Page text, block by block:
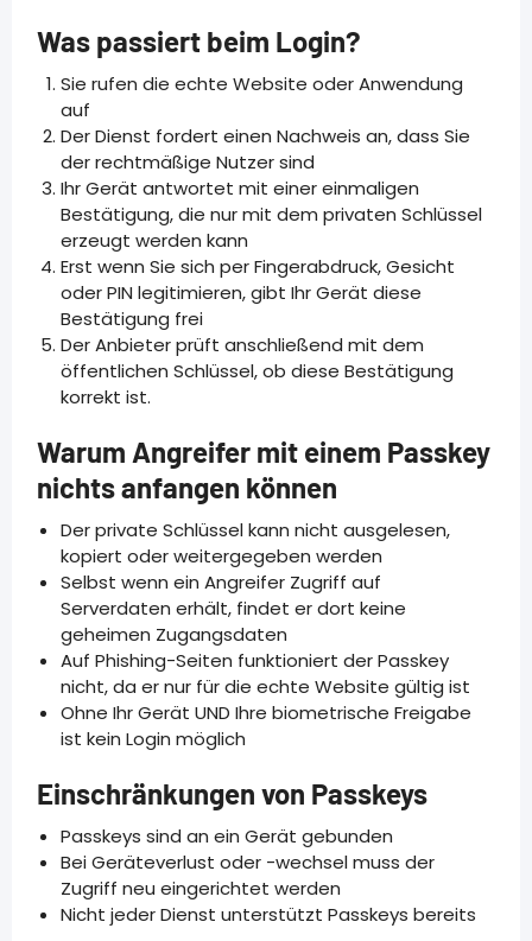
Was passiert beim Login?
Sie rufen die echte Website oder Anwendung
auf
Der Dienst fordert einen Nachweis an, dass Sie
der rechtmäßige Nutzer sind
Ihr Gerät antwortet mit einer einmaligen
Bestätigung, die nur mit dem privaten Schlüssel
erzeugt werden kann
Erst wenn Sie sich per Fingerabdruck, Gesicht
oder PIN legitimieren, gibt Ihr Gerät diese
Bestätigung frei
Der Anbieter prüft anschließend mit dem
öffentlichen Schlüssel, ob diese Bestätigung
korrekt ist.
Warum Angreifer mit einem Passkey
nichts anfangen können
Der private Schlüssel kann nicht ausgelesen,
kopiert oder weitergegeben werden
Selbst wenn ein Angreifer Zugriff auf
Serverdaten erhält, findet er dort keine
geheimen Zugangsdaten
Auf Phishing-Seiten funktioniert der Passkey
nicht, da er nur für die echte Website gültig ist
Ohne Ihr Gerät UND Ihre biometrische Freigabe
ist kein Login möglich
Einschränkungen von Passkeys
Passkeys sind an ein Gerät gebunden
Bei Geräteverlust oder -wechsel muss der
Zugriff neu eingerichtet werden
Nicht jeder Dienst unterstützt Passkeys bereits